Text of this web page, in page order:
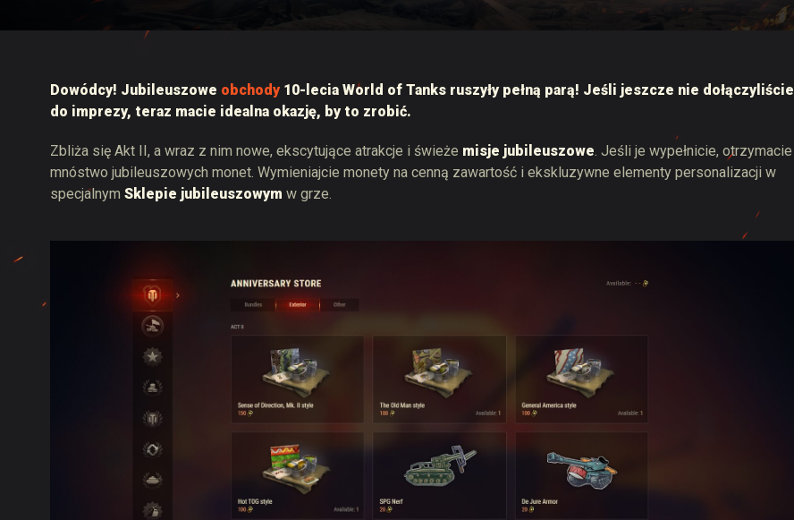
Dowódcy! Jubileuszowe obchody 10-lecia World of Tanks ruszyły pełną parą! Jeśli jeszcze nie dołączyliście
do imprezy, teraz macie idealna okazję, by to zrobić.
Zbliża się Akt II, a wraz z nim nowe, ekscytujące atrakcje i świeże misje jubileuszowe. Jeśli je wypełnicie, otrzymacie
mnóstwo jubileuszowych monet. Wymieniajcie monety na cenną zawartość i ekskluzywne elementy personalizacji w
specjalnym Sklepie jubileuszowym w grze.